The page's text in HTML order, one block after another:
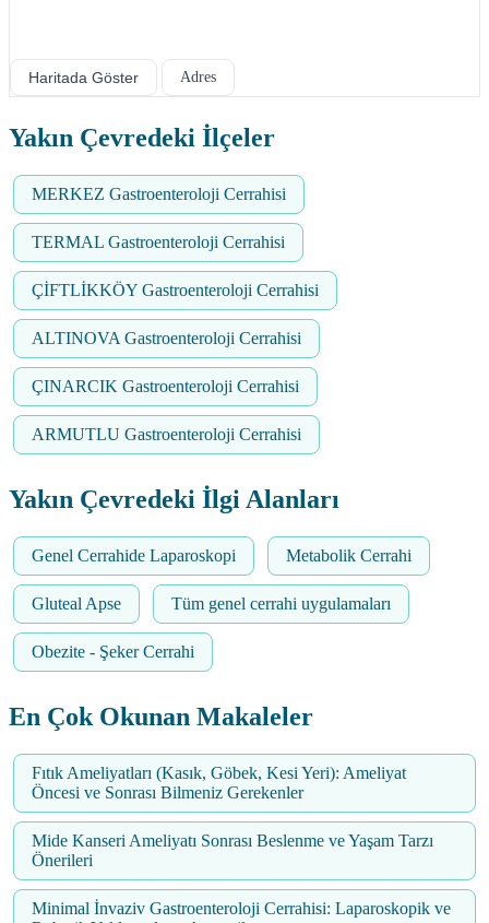
Haritada Göster Adres
Yakın Çevredeki İlçeler
MERKEZ Gastroenteroloji Cerrahisi
TERMAL Gastroenteroloji Cerrahisi
ÇİFTLİKKÖY Gastroenteroloji Cerrahisi
ALTINOVA Gastroenteroloji Cerrahisi
ÇINARCIK Gastroenteroloji Cerrahisi
ARMUTLU Gastroenteroloji Cerrahisi
Yakın Çevredeki İlgi Alanları
Genel Cerrahide Laparoskopi Metabolik Cerrahi
Gluteal Apse Tüm genel cerrahi uygulamaları
Obezite - Şeker Cerrahi
En Çok Okunan Makaleler
Fıtık Ameliyatları (Kasık, Göbek, Kesi Yeri): Ameliyat
Öncesi ve Sonrası Bilmeniz Gerekenler
Mide Kanseri Ameliyatı Sonrası Beslenme ve Yaşam Tarzı
Önerileri
Minimal İnvaziv Gastroenteroloji Cerrahisi: Laparoskopik ve